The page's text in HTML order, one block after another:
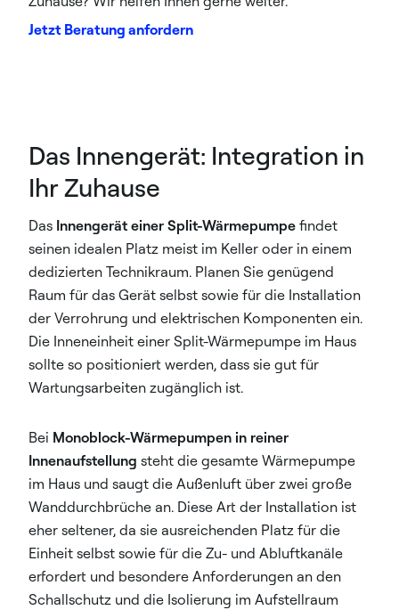
Jetzt Beratung anfordern
Das Innengerät: Integration in
Ihr Zuhause
Das Innengerät einer Split-Wärmepumpe findet
seinen idealen Platz meist im Keller oder in einem
dedizierten Technikraum. Planen Sie genügend
Raum für das Gerät selbst sowie für die Installation
der Verrohrung und elektrischen Komponenten ein.
Die Inneneinheit einer Split-Wärmepumpe im Haus
sollte so positioniert werden, dass sie gut für
Wartungsarbeiten zugänglich ist.
Bei Monoblock-Wärmepumpen in reiner
Innenaufstellung steht die gesamte Wärmepumpe
im Haus und saugt die Außenluft über zwei große
Wanddurchbrüche an. Diese Art der Installation ist
eher seltener, da sie ausreichenden Platz für die
Einheit selbst sowie für die Zu- und Abluftkanäle
erfordert und besondere Anforderungen an den
Schallschutz und die Isolierung im Aufstellraum